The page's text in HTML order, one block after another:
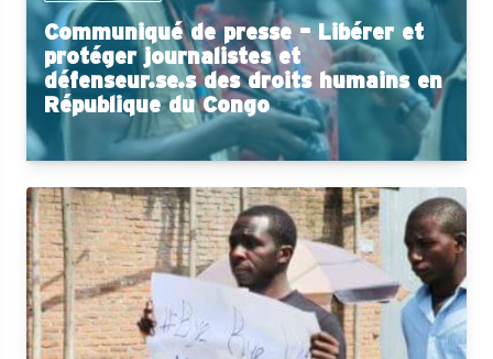
Communiqué de presse – Libérer et
protéger journalistes et
défenseur.se.s des droits humains en
République du Congo